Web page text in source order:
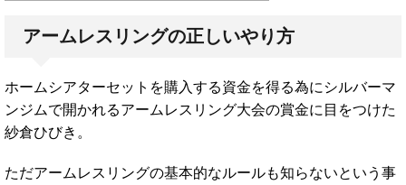
アームレスリングの正しいやり方
ホームシアターセットを購入する資金を得る為にシルバーマ
ンジムで開かれるアームレスリング大会の賞金に目をつけた
紗倉ひびき。
ただアームレスリングの基本的なルールも知らないという事